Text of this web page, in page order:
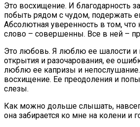
Это восхищение. И благодарность
побыть рядом с чудом, подержать
Абсолютная уверенность в том,
слово – совершенны. Все в ней –
Это любовь. Я люблю ее шалости и
открытия и разочарования, ее
люблю ее капризы и непослушание.
восхищение. Ее преодоления и
слезы.
Как можно дольше слышать,
она забирается ко мне на колени и